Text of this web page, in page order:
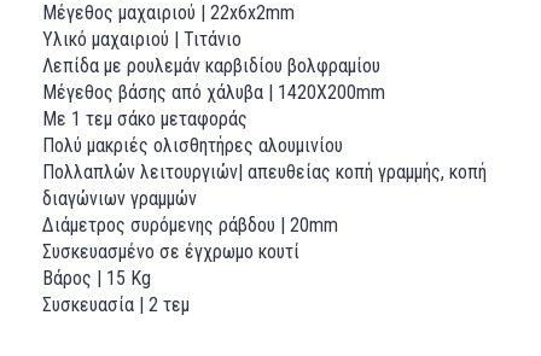
Μέγεθος μαχαιριού | 22x6x2mm
Υλικό μαχαιριού | Τιτάνιο
Λεπίδα με ρουλεμάν καρβιδίου βολφραμίου
Μέγεθος βάσης από χάλυβα | 1420X200mm
Με 1 τεμ σάκο μεταφοράς
Πολύ μακριές ολισθητήρες αλουμινίου
Πολλαπλών λειτουργιών| απευθείας κοπή γραμμής, κοπή
διαγώνιων γραμμών
Διάμετρος συρόμενης ράβδου | 20mm
Συσκευασμένο σε έγχρωμο κουτί
Βάρος | 15 Kg
Συσκευασία | 2 τεμ